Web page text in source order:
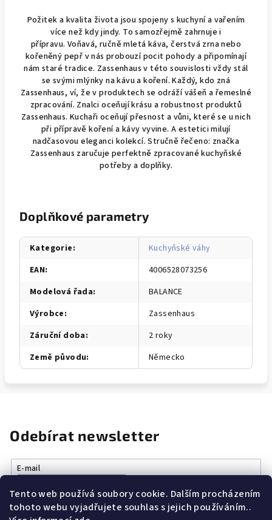
Tento web používá soubory cookie. Dalším procházením
tohoto webu vyjadřujete souhlas s jejich používáním..
Požitek a kvalita života jsou spojeny s kuchyní a vařením
více než kdy jindy. To samozřejmě zahrnuje i
přípravu. Voňavá, ručně mletá káva, čerstvá zrna nebo
kořeněný pepř v nás probouzí pocit pohody a připomínají
nám staré tradice. Zassenhaus v této souvislosti vždy stál
se svými mlýnky na kávu a koření. Každý, kdo zná
Zassenhaus, ví, že v produktech se odráží vášeň a řemeslné
zpracování. Znalci oceňují krásu a robustnost produktů
Zassenhaus. Kuchaři oceňují přesnost a vůni, které se u nich
při přípravě koření a kávy vyvine. A estetici milují
nadčasovou eleganci kolekcí. Stručně řečeno: značka
Zassenhaus zaručuje perfektně zpracované kuchyňské
potřeby a doplňky.
Doplňkové parametry
Kategorie:
Kuchyňské váhy
EAN:
4006528073256
Modelová řada:
BALANCE
Výrobce:
Zassenhaus
Záruční doba:
2 roky
Země původu: Německo
Odebírat newsletter
E-mail
Vložením e-mailu souhlasíte spodmínkami ochrany osobních
údajů